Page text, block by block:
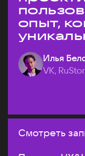
опыт,
на
Илья
VK,
Смотреть